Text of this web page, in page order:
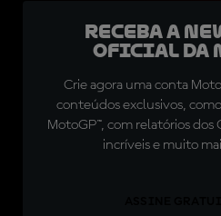
Receba a
oficial da
Crie agora uma conta
conteúdos exclusivos,
MotoGP™, com relatórios dos
incríveis e muito